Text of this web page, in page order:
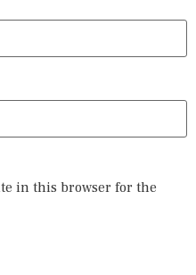
in this browser for the